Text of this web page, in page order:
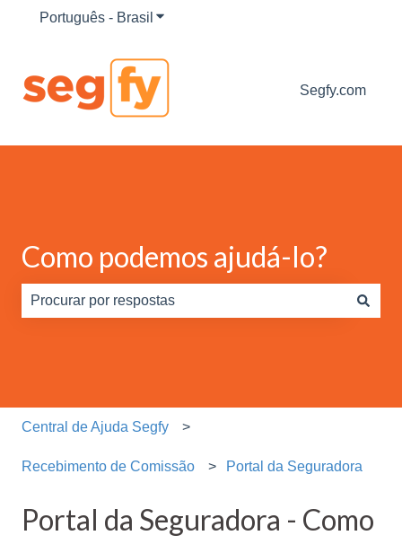
Português - Brasil Mostrar submenu para traduções
Segfy.com
Como podemos ajudá-lo?
Central de Ajuda Segfy
Recebimento de Comissão Portal da Seguradora
Portal da Seguradora - Como